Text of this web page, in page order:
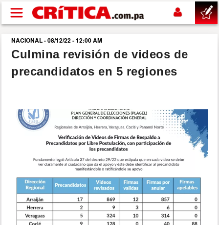
Pasar al contenido principal
buscar
SUCESOS
POLÍTICA
DEPORTES
MUNDO
NACIONAL - 08/12/22 - 12:00 AM
Culmina revisión de videos de
precandidatos en 5 regiones